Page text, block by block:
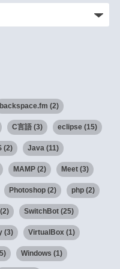
backspace.fm (2)
C言語(3) eclipse(15)
(2) Java(11)
MAMP(2) Meet(3)
Photoshop(2) php(2)
SwitchBot(25)
(3) VirtualBox(1)
Windows (1)